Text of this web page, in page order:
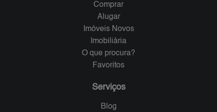
Comprar
Alugar
Imóveis Novos
Imobiliária
O que procura?
Favoritos
Serviços
Blog